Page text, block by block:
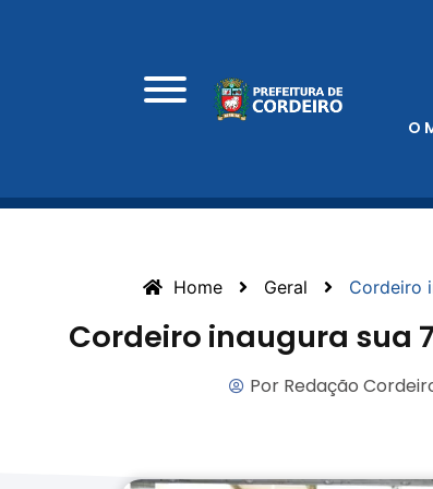
O
Home Geral Cordeiro
Cordeiro inaugura sua
Por Redação